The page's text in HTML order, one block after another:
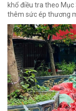
khổ điều tra theo
thêm sức ép thương